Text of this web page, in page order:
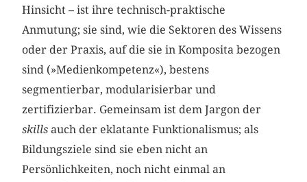
Hinsicht – ist ihre technisch-praktische
Anmutung; sie sind, wie die Sektoren des Wissens
oder der Praxis, auf die sie in Komposita bezogen
sind (»Medienkompetenz«), bestens
segmentierbar, modularisierbar und
zertifizierbar. Gemeinsam ist dem Jargon der
skills auch der eklatante Funktionalismus; als
Bildungsziele sind sie eben nicht an
Persönlichkeiten, noch nicht einmal an